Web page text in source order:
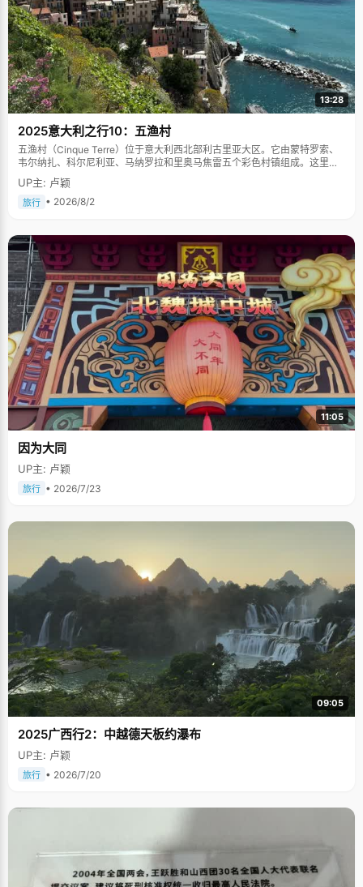
13:28
2025意大利之行10：五渔村
五渔村（Cinque Terre）位于意大利西北部利古里亚大区。它由蒙特罗索、
韦尔纳扎、科尔尼利亚、马纳罗拉和里奥马焦雷五个彩色村镇组成。这里依
山傍海，房屋色彩斑斓，1997年被列为世界文化遗产。
UP主: 卢颖
旅行 • 2026/8/2
11:05
因为大同
UP主: 卢颖
旅行 • 2026/7/23
09:05
2025广西行2：中越德天板约瀑布
UP主: 卢颖
旅行 • 2026/7/20